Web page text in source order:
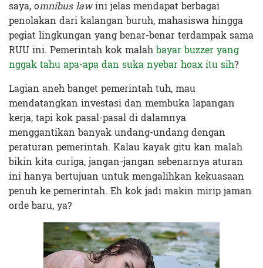
saya, omnibus lawini jelas mendapat berbagai
penolakan dari kalangan buruh, mahasiswa hingga
pegiat lingkungan yang benar-benar terdampak sama
RUU ini. Pemerintah kok malahbayar buzzer yang
nggak tahu apa-apa dan suka nyebar hoax itu sih?
Lagian aneh banget pemerintah tuh, mau
mendatangkan investasi dan membuka lapangan
kerja, tapi kok pasal-pasal di dalamnya
menggantikan banyak undang-undang dengan
peraturan pemerintah. Kalau kayak gitu kan malah
bikin kita curiga, jangan-jangan sebenarnya aturan
ini hanya bertujuan untuk mengalihkan kekuasaan
penuh ke pemerintah. Eh kok jadi makin mirip jaman
orde baru, ya?